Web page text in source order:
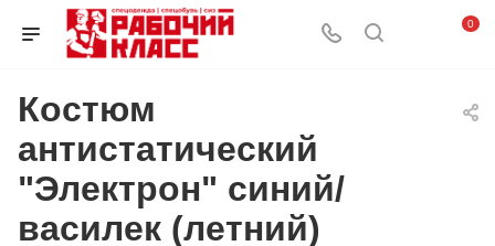
0
Костюм
антистатический
"Электрон" синий/
василек (летний)